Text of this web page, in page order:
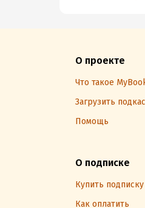
О проекте
Что такое
Загрузить
Помощь
О подписке
Купить подписку
Как оплатить